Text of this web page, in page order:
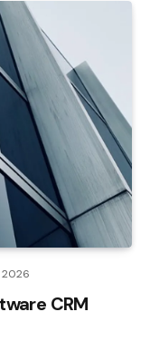
2026
CRM